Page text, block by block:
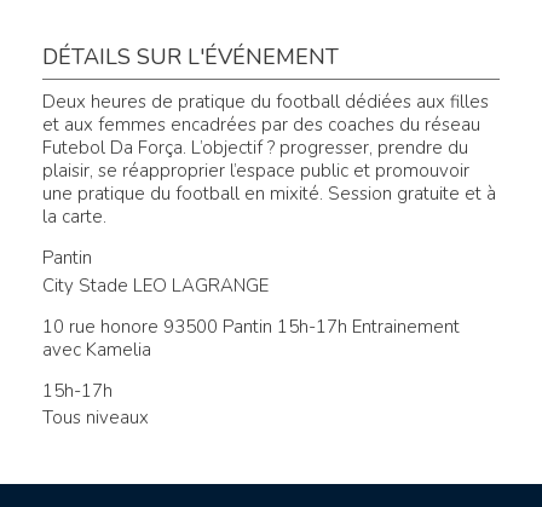
DÉTAILS SUR L'ÉVÉNEMENT
Deux heures de pratique du football dédiées aux filles
et aux femmes encadrées par des coaches du réseau
Futebol Da Força. L’objectif ? progresser, prendre du
plaisir, se réapproprier l’espace public et promouvoir
une pratique du football en mixité. Session gratuite et à
la carte.
Pantin
City Stade LEO LAGRANGE
10 rue honore 93500 Pantin 15h-17h Entrainement
avec Kamelia
15h-17h
Tous niveaux